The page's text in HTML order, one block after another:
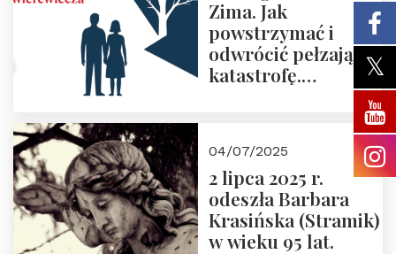
Zima. Jak
powstrzymać i
odwrócić pełzającą
katastrofę.
pierwsze spotkanie
Nowego
Ćwierćwiecza”
04/07/2025
2 lipca 2025 r.
odeszła Barbara
Krasińska (Stramik)
w wieku 95 lat.